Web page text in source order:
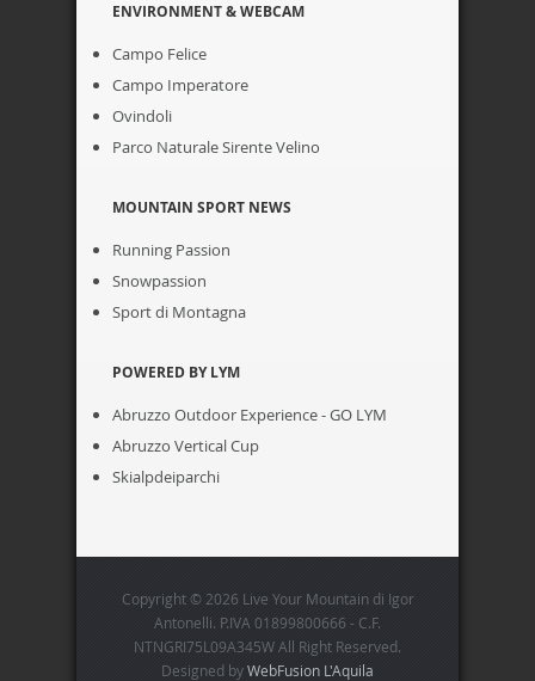
ENVIRONMENT & WEBCAM
Campo Felice
Campo Imperatore
Ovindoli
Parco Naturale Sirente Velino
MOUNTAIN SPORT NEWS
Running Passion
Snowpassion
Sport di Montagna
POWERED BY LYM
Abruzzo Outdoor Experience - GO LYM
Abruzzo Vertical Cup
Skialpdeiparchi
Copyright © 2026 Live Your Mountain di Igor
Antonelli. P.IVA 01899800666 - C.F.
NTNGRI75L09A345W All Right Reserved.
Designed byWebFusion L'Aquila